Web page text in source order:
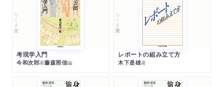
ちくま文庫
考現学入門
今和次郎著藤森照信編
ちくま学芸文庫
レポートの組み立て方
木下是雄著